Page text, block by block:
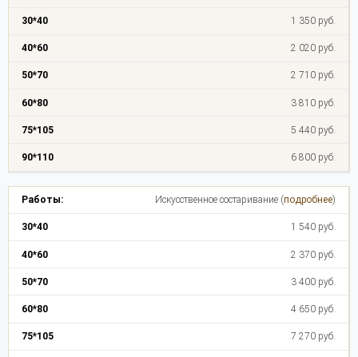
1 350 руб.
2 020 руб.
2 710 руб.
3 810 руб.
5 440 руб.
6 800 руб.
Искусственное состаривание (подробнее)
1 540 руб.
2 370 руб.
3 400 руб.
4 650 руб.
7 270 руб.